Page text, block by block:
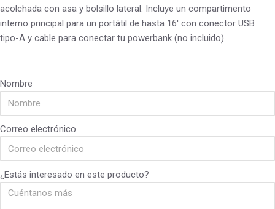
acolchada con asa y bolsillo lateral. Incluye un compartimento
interno principal para un portátil de hasta 16′ con conector USB
tipo-A y cable para conectar tu powerbank (no incluido).
Nombre
Correo electrónico
¿Estás interesado en este producto?